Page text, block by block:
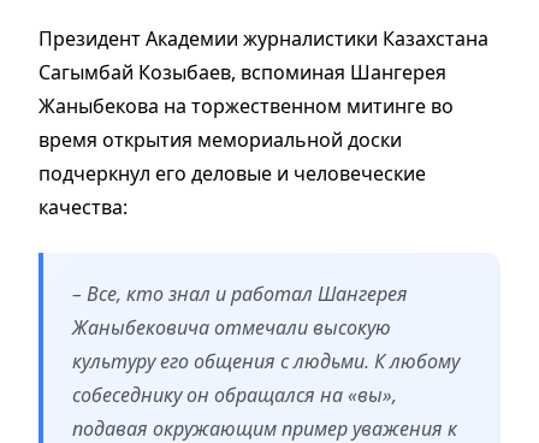
Президент Академии журналистики Казахстана
Сагымбай Козыбаев, вспоминая Шангерея
Жаныбекова на торжественном митинге во
время открытия мемориальной доски
подчеркнул его деловые и человеческие
качества:
– Все, кто знал и работал Шангерея
Жаныбековича отмечали высокую
культуру его общения с людьми. К любому
собеседнику он обращался на «вы»,
подавая окружающим пример уважения к